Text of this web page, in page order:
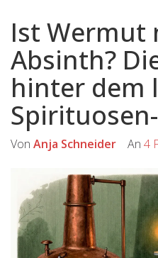
Ist Wermut
Absinth?
hinter dem
Von Anja Schneider An 4